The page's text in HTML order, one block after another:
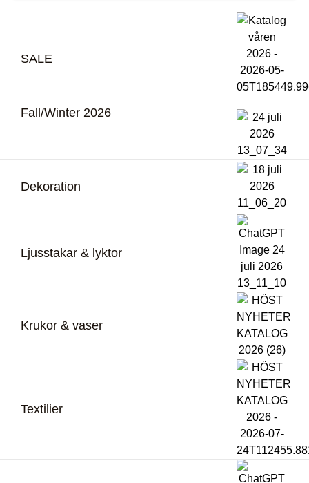
SALE
Fall/Winter 2026
Dekoration
Ljusstakar & lyktor
Krukor & vaser
Textilier